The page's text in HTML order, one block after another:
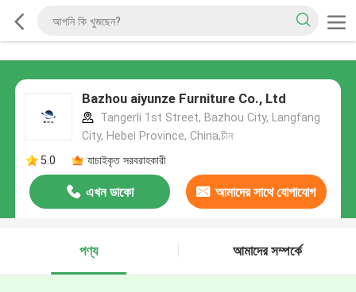
Bazhou aiyunze Furniture Co., Ltd
Tangerli 1st Street, Bazhou City, Langfang
City, Hebei Province, China,চীন
5.0
যাচাইকৃত সরবরাহকারী
এখন ডাকো আমাদের সাথে যোগাযোগ
পণ্য
আমাদের সম্পর্কে